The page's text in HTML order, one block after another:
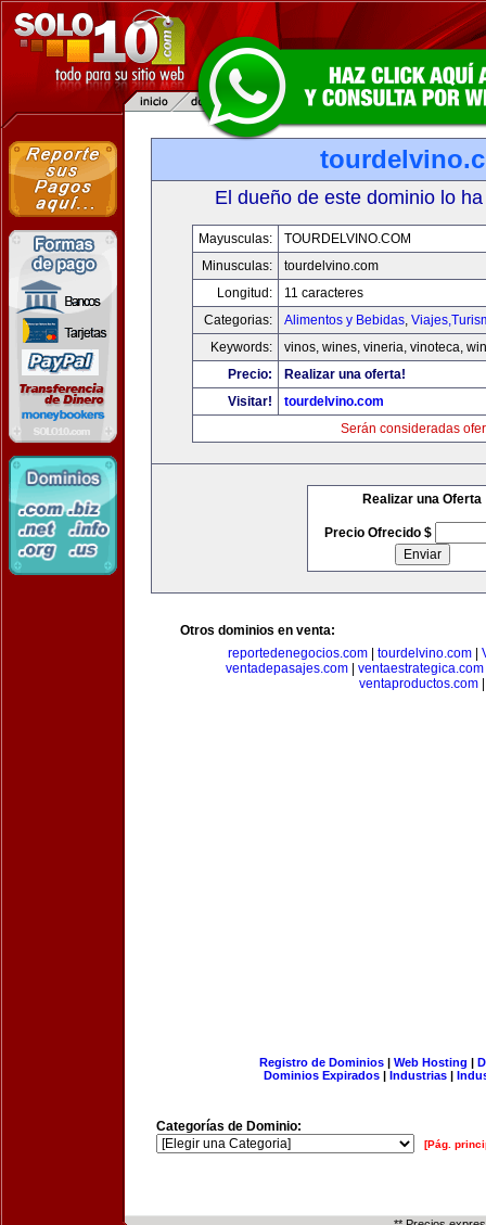
El dueño de este dominio lo
Mayusculas:
TOURDELVINO.COM
Minusculas:
tourdelvino.com
Longitud:
11 caracteres
Categorias:
Alimentos y Bebidas,
Keywords:
vinos, wines, vineria, vinoteca,
Precio:
Realizar una oferta!
Visitar!
tourdelvino.com
Serán consideradas
Realizar una Oferta
Precio Ofrecido $
Otros dominios en venta:
reportedenegocios.com| tourdelvino.com|
ventadepasajes.com
ventaestrategica.com
ventaproductos.com
Registro de Dominios| Web Hosting |
Dominios Expirados | Industrias |
Categorías de Dominio:
[Pág.